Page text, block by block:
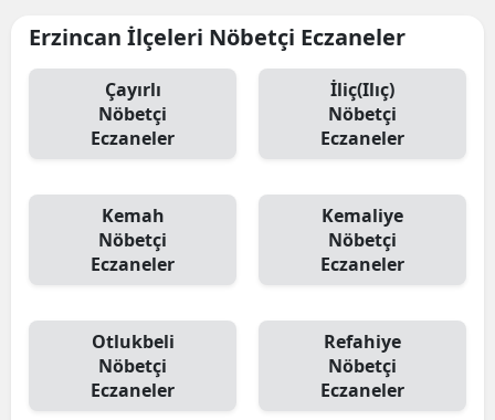
Kırklareli
Kırşehir
Kocaeli
Kütahya
Malatya
Erzincan İlçeleri Nöbetçi Eczaneler
Çayırlı
Nöbetçi
Eczaneler
İliç(Ilıç)
Nöbetçi
Eczaneler
Kemah
Nöbetçi
Eczaneler
Kemaliye
Nöbetçi
Eczaneler
Otlukbeli
Nöbetçi
Eczaneler
Refahiye
Nöbetçi
Eczaneler